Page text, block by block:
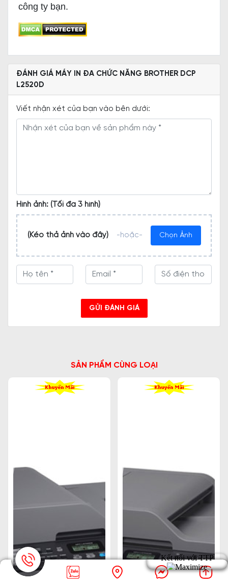
công ty bạn.
ĐÁNH GIÁ MÁY IN ĐA CHỨC NĂNG BROTHER DCP
L2520D
Viết nhận xét của bạn vào bên dưới:
Hình ảnh: (Tối đa 3 hình)
(Kéo thả ảnh vào đây) -hoặc- Chọn Ảnh
GỬI ĐÁNH GIÁ
SẢN PHẨM CÙNG LOẠI